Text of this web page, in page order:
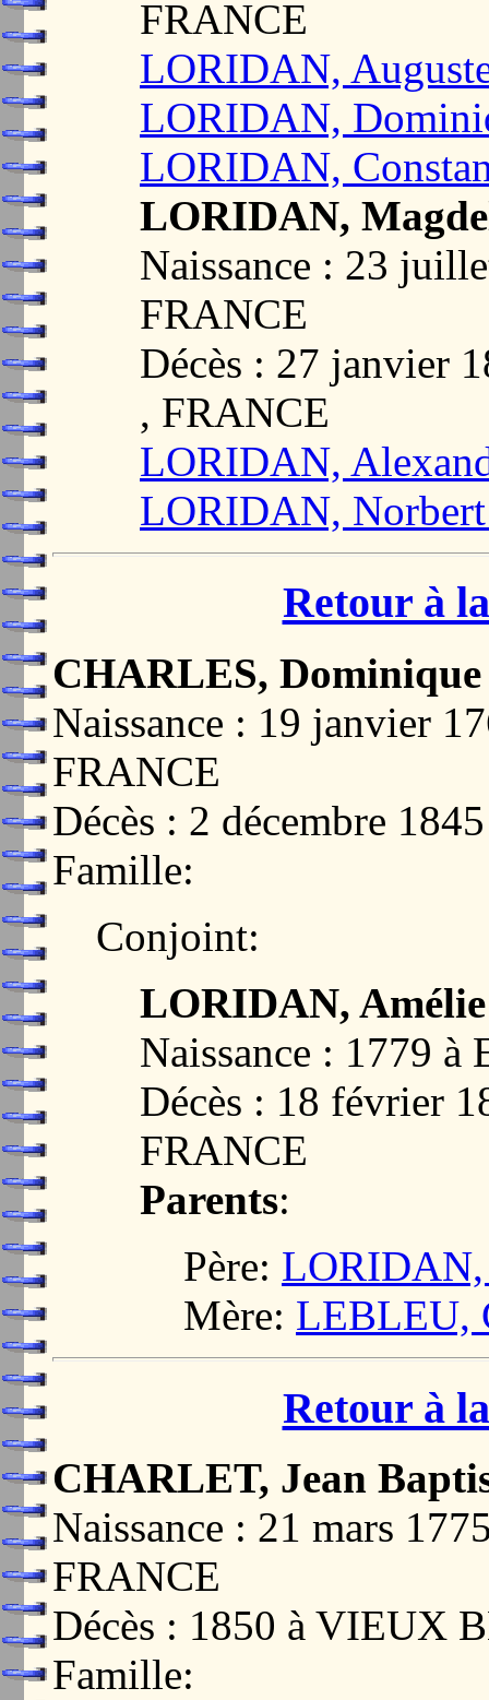
FRANCE
LORIDAN,
LORIDAN,
LORIDAN,
LORIDAN,
Naissance : 23
FRANCE
Décès : 27 janvier
, FRANCE
LORIDAN,
LORIDAN,
Retour à
CHARLES, Dominique
Naissance : 19 janvier
FRANCE
Décès : 2 décembre
Famille:
Conjoint:
LORIDAN,
Naissance : 1779
Décès : 18 février
FRANCE
Parents:
Père:
Mère: LEBLEU,
Retour à
CHARLET, Jean
Naissance : 21 mars
FRANCE
Décès : 1850 à VIEUX
Famille: